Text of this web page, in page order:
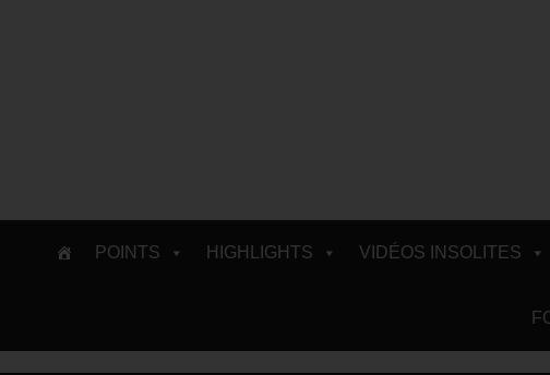
POINTS HIGHLIGHTS VIDÉOS INSOLITES